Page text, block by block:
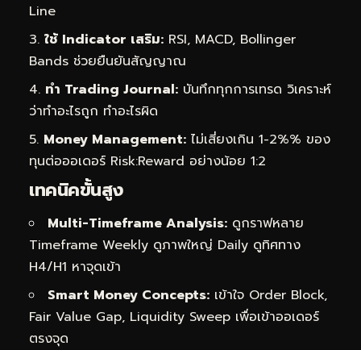
Line
ใช้ Indicator เสริม: RSI, MACD, Bollinger
Bands ช่วยยืนยันสัญญาณ
ทำ Trading Journal: บันทึกทุกการเทรด วิเคราะห์
ว่าทำอะไรถูก ทำอะไรผิด
Money Management: ไม่เสี่ยงเกิน 1-2%% ของ
ทุนต่อออเดอร์ Risk:Reward อย่างน้อย 1:2
เทคนิคขั้นสูง
Multi-Timeframe Analysis: ดูกราฟหลาย
Timeframe Weekly ดูภาพใหญ่ Daily ดูทิศทาง
H4/H1 หาจุดเข้า
Smart Money Concepts: เข้าใจ Order Block,
Fair Value Gap, Liquidity Sweep เพื่อเข้าออเดอร์
ตรงจุด